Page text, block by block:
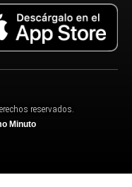
reservados.
Minuto